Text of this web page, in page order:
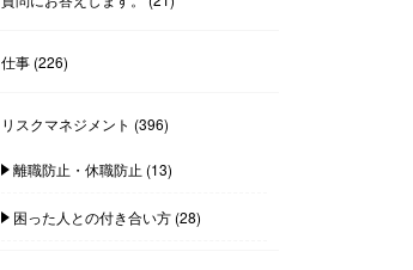
仕事(226)
リスクマネジメント (396)
離職防止・休職防止 (13)
困った人との付き合い方(28)